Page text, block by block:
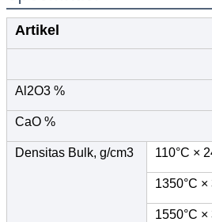
Artikel
Al2O3 %
CaO %
Densitas Bulk, g/cm3 110°C ×
1350°C ×
1550°C ×